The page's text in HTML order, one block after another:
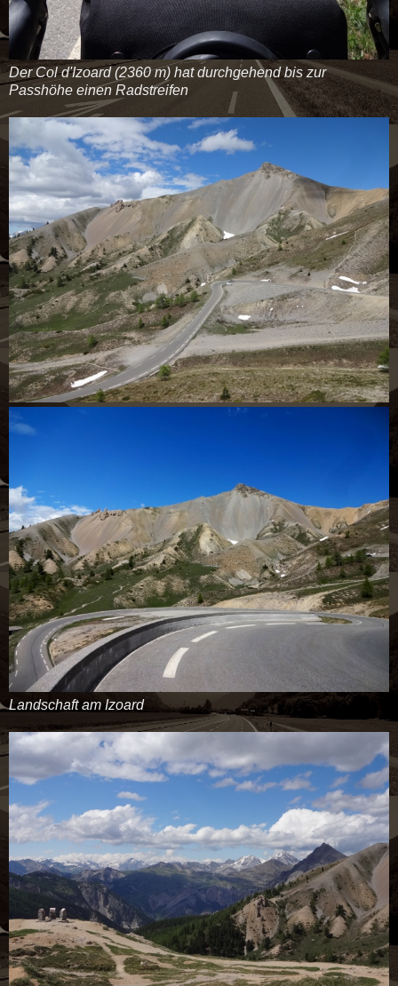
DerCol d'Izoard (2360 m) hat durchgehend bis zur
Passhöhe einen Radstreifen
Landschaft am Izoard